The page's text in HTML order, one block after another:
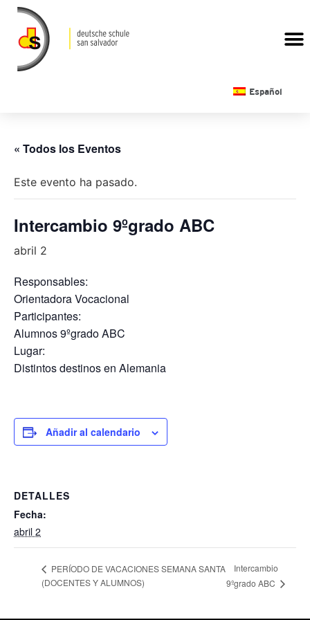
Español
« Todos los Eventos
Este evento ha pasado.
Intercambio 9ºgrado ABC
abril 2
Responsables:
Orientadora Vocacional
Participantes:
Alumnos 9ºgrado ABC
Lugar:
Distintos destinos en Alemania
Añadir al calendario
DETALLES
Fecha:
abril 2
PERÍODO DE VACACIONES SEMANA SANTA
(DOCENTES Y ALUMNOS)
Intercambio
9ºgrado ABC